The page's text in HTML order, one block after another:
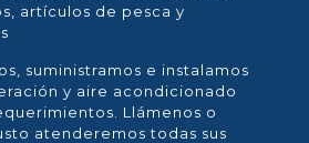
artículos de pesca y
suministramos e instalamos
y aire acondicionado
Llámenos o
atenderemos todas sus